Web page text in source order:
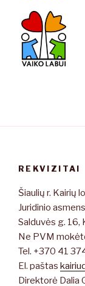
REKVIZITAI
Šiaulių r. Kairių
Juridinio
Salduvės g. 16,
Ne PVM
Tel. +370 41
El. paštas
Direktorė Dalia